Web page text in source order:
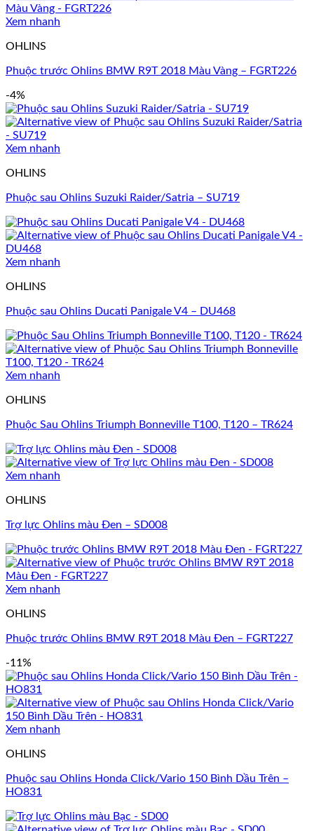
Xem nhanh
OHLINS
Phuộc trước Ohlins BMW R9T 2018 Màu Vàng – FGRT226
-4%
Xem nhanh
OHLINS
Phuộc sau Ohlins Suzuki Raider/Satria – SU719
Xem nhanh
OHLINS
Phuộc sau Ohlins Ducati Panigale V4 – DU468
Xem nhanh
OHLINS
Phuộc Sau Ohlins Triumph Bonneville T100, T120 – TR624
Xem nhanh
OHLINS
Trợ lực Ohlins màu Đen – SD008
Xem nhanh
OHLINS
Phuộc trước Ohlins BMW R9T 2018 Màu Đen – FGRT227
-11%
Xem nhanh
OHLINS
Phuộc sau Ohlins Honda Click/Vario 150 Bình Dầu Trên –
HO831